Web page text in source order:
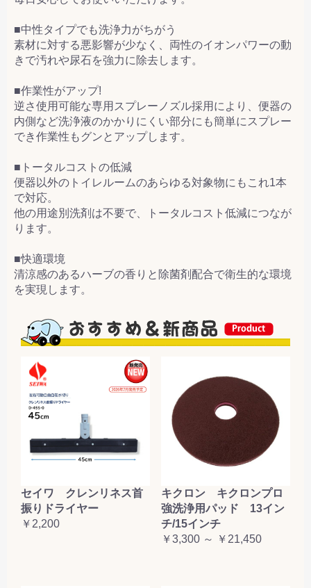
■中性タイプでも洗浄力がちがう
素材に対する悪影響が少なく、両性のイオンパワーの動
きで汚れや尿石を強力に除去します。
■作業性がアップ!
逆さ使用可能な専用スプレーノズル採用により、便器の
内側など洗浄液のかかりにくい部分にも簡単にスプレー
でき作業性もグンとアップします。
■トータルコストの低減
便器以外のトイレルームのあらゆる対象物にもこれ1本
で対応。
他の用途別洗剤は不要で、トータルコスト低減につなが
ります。
■快適環境
清涼感のあるハーブの香りと除菌剤配合で衛生的な環境
を実現します。
セイワ クレンリネス首
振りドライヤー
￥2,200
キクロン キクロンプロ
強洗浄用パッド 13イン
チ/15インチ
￥3,300 ～ ￥21,450